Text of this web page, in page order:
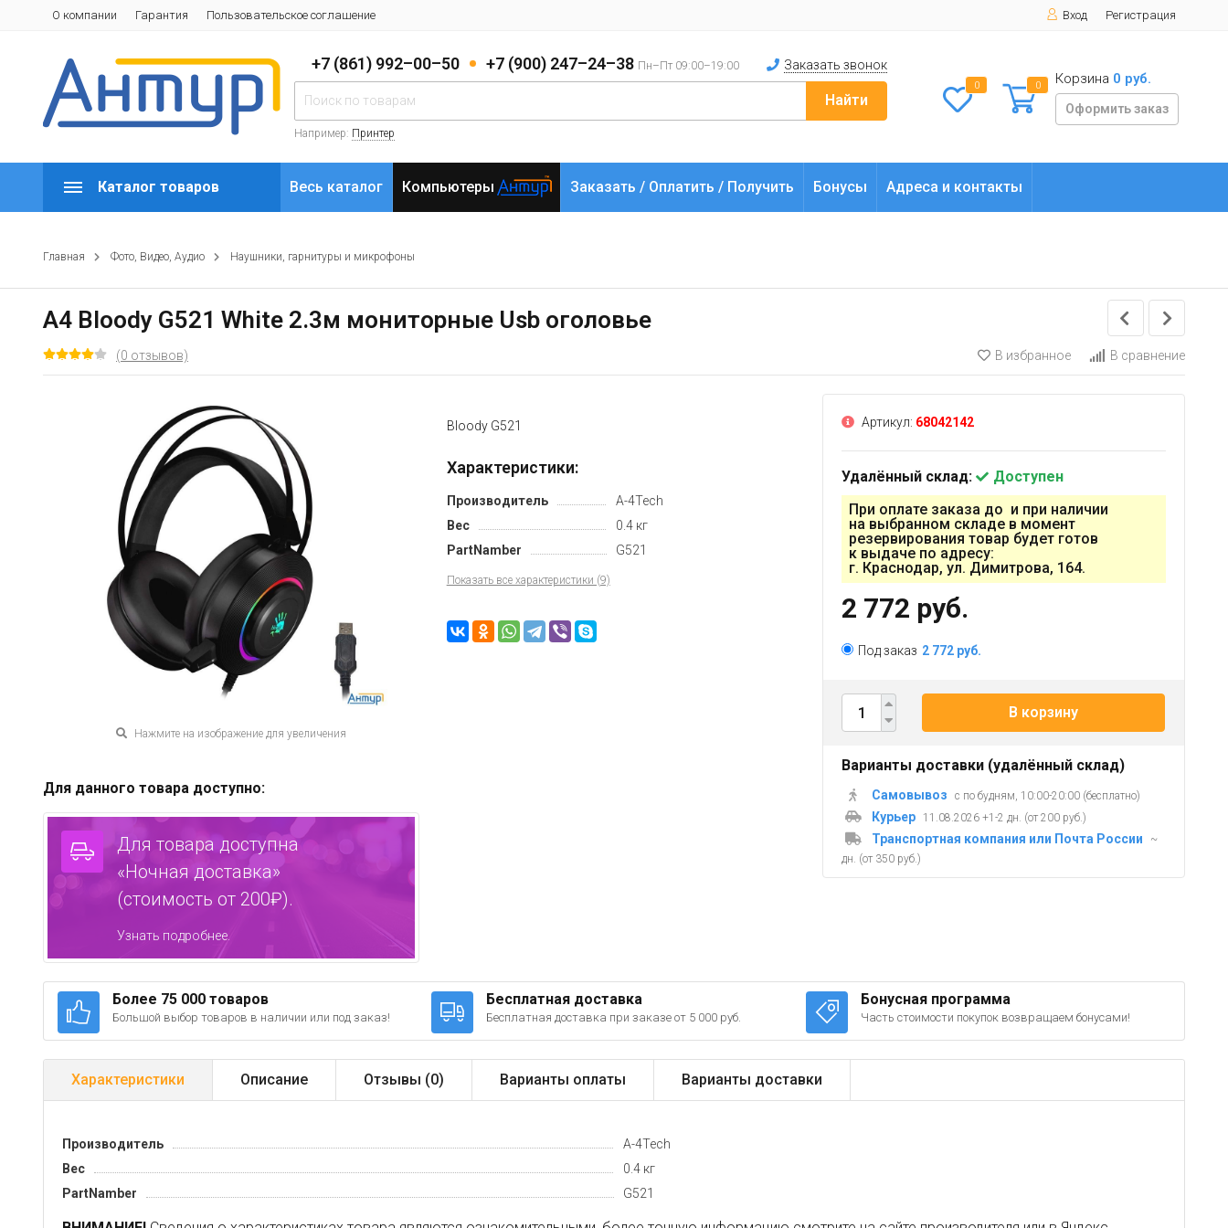
О компании Гарантия Пользовательское соглашение Вход Регистрация
+7 (861) 992–00–50 +7 (900) 247–24–38 Пн–Пт 09:00–19:00 Заказать звонок
Найти
Например: Принтер
0 0 Корзина 0 руб.
Оформить заказ
Каталог товаров Весь каталог Компьютеры Заказать / Оплатить / Получить Бонусы Адреса и контакты
Главная Фото, Видео, Аудио Наушники, гарнитуры и микрофоны
A4 Bloody G521 White 2.3м мониторные Usb оголовье
(0 отзывов) В избранное В сравнение
Нажмите на изображение для увеличения
Bloody G521
Характеристики:
Производитель
A-4Tech
Вес
0.4 кг
PartNamber
G521
Показать все характеристики (9)
Для данного товара доступно:
Для товара доступна
«Ночная доставка»
(стоимость от 200₽).
Узнать подробнее.
Артикул: 68042142
Удалённый склад:
Доступен
При оплате заказа до и при наличии
на выбранном складе в момент
резервирования товар будет готов
к выдаче по адресу:
г. Краснодар, ул. Димитрова, 164.
2 772 руб.
Под заказ 2 772 руб.
В корзину
Варианты доставки (удалённый склад)
Самовывоз с по будням, 10:00-20:00 (бесплатно)
Курьер 11.08.2026 +1-2 дн. (от 200 руб.)
Транспортная компания или Почта России
~
дн. (от 350 руб.)
Более 75 000 товаров
Большой выбор товаров в наличии или под заказ!
Бесплатная доставка
Бесплатная доставка при заказе от 5 000 руб.
Бонусная программа
Часть стоимости покупок возвращаем бонусами!
Характеристики Описание Отзывы (0) Варианты оплаты Варианты доставки
Производитель
A-4Tech
Вес
0.4 кг
PartNamber
G521